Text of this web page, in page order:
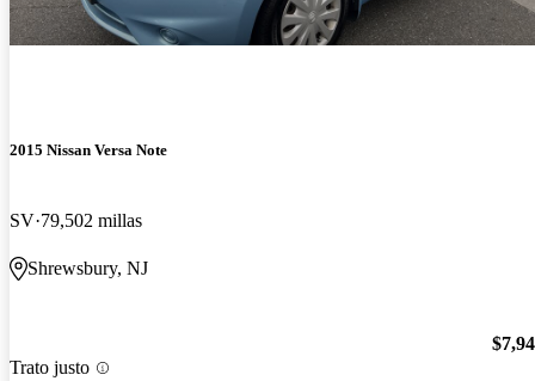
2015 Nissan Versa Note
SV 79,502 millas
Shrewsbury, NJ
Trato justo